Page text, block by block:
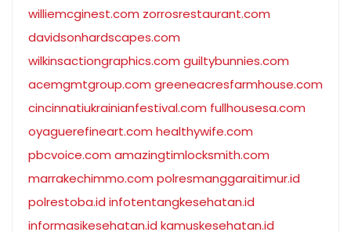
williemcginest.com zorrosrestaurant.com
davidsonhardscapes.com
wilkinsactiongraphics.com guiltybunnies.com
acemgmtgroup.com greeneacresfarmhouse.com
cincinnatiukrainianfestival.com fullhousesa.com
oyaguerefineart.com healthywife.com
pbcvoice.com amazingtimlocksmith.com
marrakechimmo.com polresmanggaraitimur.id
polrestoba.id infotentangkesehatan.id
informasikesehatan.id kamuskesehatan.id